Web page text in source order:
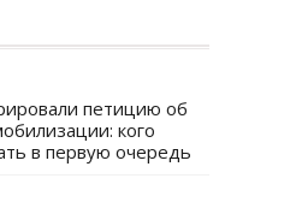
петицию об
кого
в первую очередь